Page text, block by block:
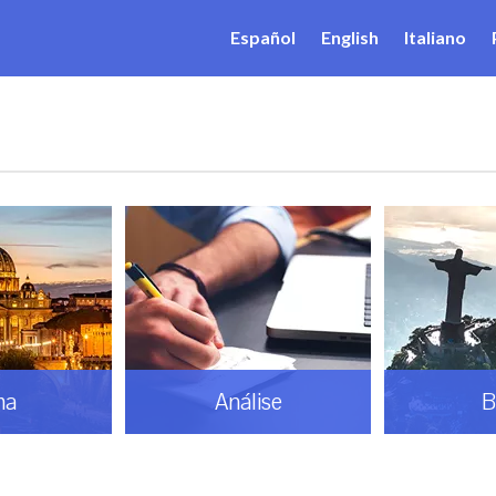
Español English Italiano
Análise